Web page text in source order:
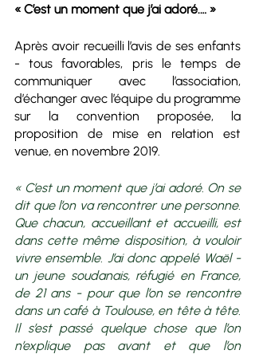
« C’est un moment que j’ai adoré.… »
Après avoir recueilli l’avis de ses enfants
- tous favorables, pris le temps de
communiquer avec l’association,
d’échanger avec l’équipe du programme
sur la convention proposée, la
proposition de mise en relation est
venue, en novembre 2019.
« C’est un moment que j’ai adoré. On se
dit que l’on va rencontrer une personne.
Que chacun, accueillant et accueilli, est
dans cette même disposition, à vouloir
vivre ensemble. J’ai donc appelé Waël -
un jeune soudanais, réfugié en France,
de 21 ans - pour que l’on se rencontre
dans un café à Toulouse, en tête à tête.
Il s’est passé quelque chose que l’on
n’explique pas avant et que l’on